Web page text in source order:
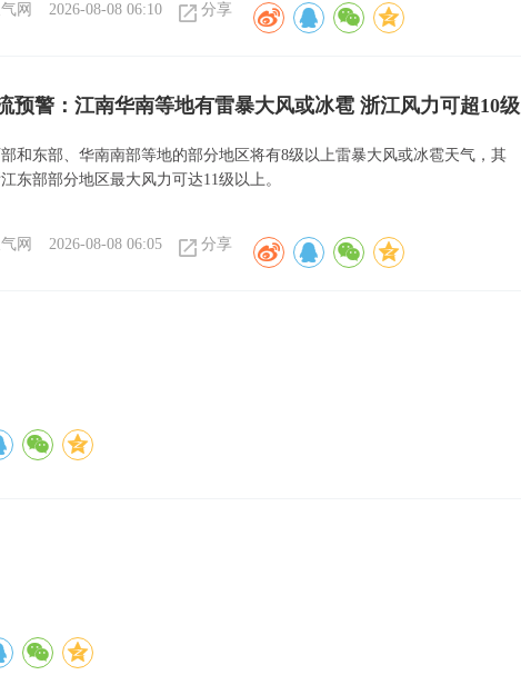
网 2026-08-08 06:10 分享
预警：江南华南等地有雷暴大风或冰雹 浙江风力可超10级
和东部、华南南部等地的部分地区将有8级以上雷暴大风或冰雹天气，其
东部部分地区最大风力可达11级以上。
网 2026-08-08 06:05 分享